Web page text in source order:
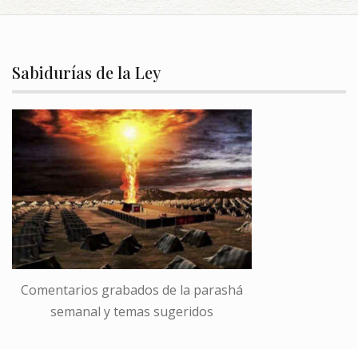
Sabidurías de la Ley
Comentarios grabados de la parashá
semanal y temas sugeridos